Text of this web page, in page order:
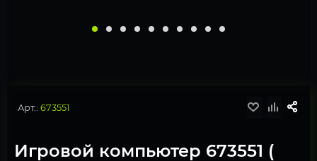
Арт.: 673551
Игровой компьютер 673551 (